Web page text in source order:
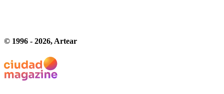
© 1996 - 2026, Artear